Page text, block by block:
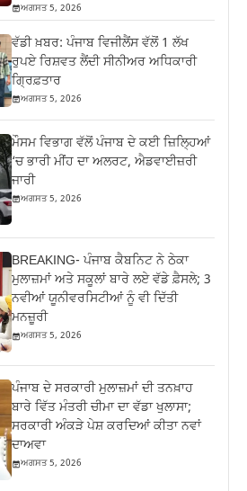
ਅਗਸਤ 5, 2026
ਵੱਡੀ ਖ਼ਬਰ: ਪੰਜਾਬ ਵਿਜੀਲੈਂਸ ਵੱਲੋਂ 1 ਲੱਖ
ਰੁਪਏ ਰਿਸ਼ਵਤ ਲੈਂਦੀ ਸੀਨੀਅਰ ਅਧਿਕਾਰੀ
ਗ੍ਰਿਫ਼ਤਾਰ
ਅਗਸਤ 5, 2026
ਮੌਸਮ ਵਿਭਾਗ ਵੱਲੋਂ ਪੰਜਾਬ ਦੇ ਕਈ ਜ਼‍ਿਲ੍ਹਿਆਂ
‘ਚ ਭਾਰੀ ਮੀਂਹ ਦਾ ਅਲਰਟ, ਐਡਵਾਈਜ਼ਰੀ
ਜਾਰੀ
ਅਗਸਤ 5, 2026
BREAKING- ਪੰਜਾਬ ਕੈਬਨਿਟ ਨੇ ਠੇਕਾ
ਮੁਲਾਜ਼ਮਾਂ ਅਤੇ ਸਕੂਲਾਂ ਬਾਰੇ ਲਏ ਵੱਡੇ ਫ਼ੈਸਲੇ; 3
ਨਵੀਆਂ ਯੂਨੀਵਰਸਿਟੀਆਂ ਨੂੰ ਵੀ ਦਿੱਤੀ
ਮਨਜ਼ੂਰੀ
ਅਗਸਤ 5, 2026
ਪੰਜਾਬ ਦੇ ਸਰਕਾਰੀ ਮੁਲਾਜ਼ਮਾਂ ਦੀ ਤਨਖ਼ਾਹ
ਬਾਰੇ ਵਿੱਤ ਮੰਤਰੀ ਚੀਮਾ ਦਾ ਵੱਡਾ ਖੁਲਾਸਾ;
ਸਰਕਾਰੀ ਅੰਕੜੇ ਪੇਸ਼ ਕਰਦਿਆਂ ਕੀਤਾ ਨਵਾਂ
ਦਾਅਵਾ
ਅਗਸਤ 5, 2026